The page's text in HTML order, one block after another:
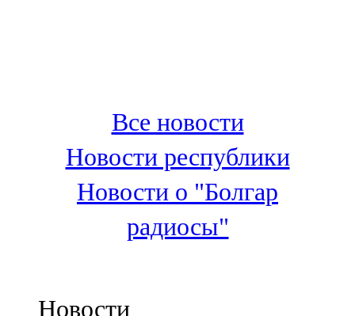
100,3 FM
Зәй
106,6 FM
Кадыбаш
105,2 FM
Все новости
Новости республики
Новости о "Болгар
радиосы"
Новости